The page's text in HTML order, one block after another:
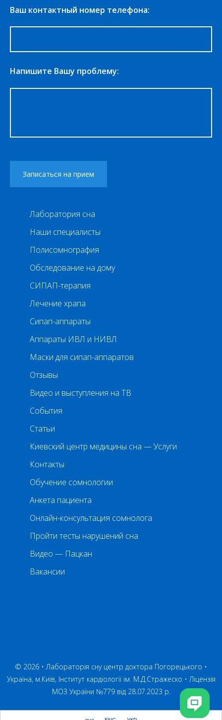
Ваш контактный номер телефона:
Напишите Вашу проблему:
Лаборатория сна
Наши специалисты
Полисомнография
Обследование на дому
СИПАП-терапия
Лечение храпа
Сипап-аппараты
Аппараты ИВЛ и НИВЛ
Маски для сипап-аппаратов
Отзывы
Видео и выступления на ТВ
События
Статьи
Киевский центр медицины сна — Услуги
Контакты
Обучение сомнологии
Анкета пациента
Онлайн-консультация сомнолога
Пройти тесты нарушений сна
Видео — Пацкан
Вакансии
© 2026 • Лабораторія сну центр доктора Погорецького •
Україна, м.Київ, Інститут кардіології ім. М.Д.Стражеско • Ліцензія
МОЗ України №779 від 28.07.2023 р.